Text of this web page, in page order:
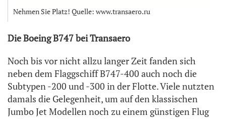
Nehmen Sie Platz! Quelle: www.transaero.ru
Die Boeing B747 bei Transaero
Noch bis vor nicht allzu langer Zeit fanden sich
neben dem Flaggschiff B747-400 auch noch die
Subtypen -200 und -300 in der Flotte. Viele nutzten
damals die Gelegenheit, um auf den klassischen
Jumbo Jet Modellen noch zu einem günstigen Flug